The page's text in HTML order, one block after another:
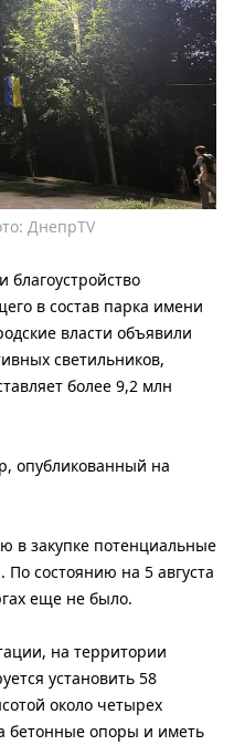
ДнепрTV
благоустройство
в состав парка имени
власти объявили
светильников,
более 9,2 млн
опубликованный на
в закупке потенциальные
По состоянию на 5 августа
еще не было.
на территории
установить 58
около четырех
бетонные опоры и иметь